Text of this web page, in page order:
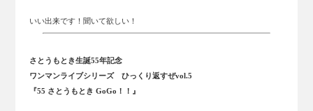
いい出来です！聞いて欲しい！
さとうもとき生誕55年記念
ワンマンライブシリーズ ひっくり返すぜvol.5
『55 さとうもとき GoGo！！』